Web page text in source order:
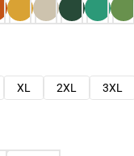
XL 2XL 3XL